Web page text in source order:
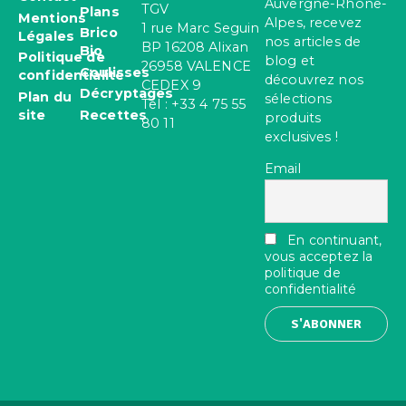
Mentions
Légales
Politique de
confidentialité
Plan du
site
Plans
Brico
Bio
Coulisses
Décryptages
Recettes
TGV
1 rue Marc Seguin
BP 16208 Alixan
26958 VALENCE
CEDEX 9
Tel : +33 4 75 55
80 11
Auvergne-Rhône-
Alpes, recevez
nos articles de
blog et
découvrez nos
sélections
produits
exclusives !
Email
En continuant,
vous acceptez la
politique de
confidentialité